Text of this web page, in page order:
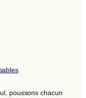
poussons chacun